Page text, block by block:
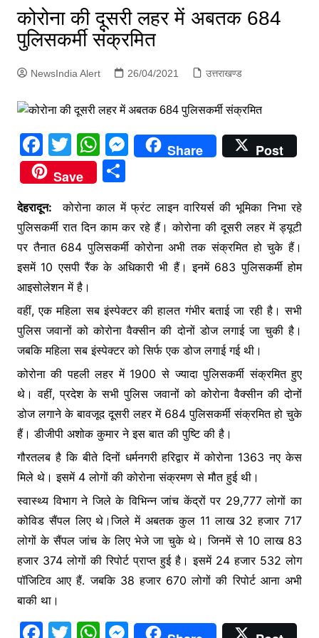
कोरोना की दूसरी लहर में अबतक 684
पुलिसकर्मी संक्रमित
NewsIndia Alert 26/04/2021 उत्तराखण्ड
F
a
c
e
b
o
o
k
T
w
itt
er
W
h
at
s
A
p
p
M
e
s
e
n
g
er
Share
Post
Save
S
ar
e
देहरादून: कोरोना काल में फ्रंट लाइन वारियर्स की भूमिका निभा रहे
पुलिसकर्मी रात दिन काम कर रहे हैं। कोरोना की दूसरी लहर में ड्यूटी
पर तैनात 684 पुलिसकर्मी कोरोना अभी तक संक्रमित हो चुके हैं।
इसमें 10 एसपी रैंक के अधिकारी भी हैं। इनमें 683 पुलिसकर्मी होम
आइसोलेशन में है।
वहीं, एक महिला सब इंस्पेक्टर की हालत गंभीर बताई जा रही है। सभी
पुलिस जवानों को कोरोना वैक्सीन की दोनों डोज लगाई जा चुकी है।
जबकि महिला सब इंस्पेक्टर को सिर्फ एक डोज लगाई गई थी।
कोरोना की पहली लहर में 1900 से ज्यादा पुलिसकर्मी संक्रमित हुए
थे। वहीं, प्रदेश के सभी पुलिस जवानों को कोरोना वैक्सीन की दोनों
डोज लगाने के बावजूद दूसरी लहर में 684 पुलिसकर्मी संक्रमित हो चुके
हैं। डीजीपी अशोक कुमार ने इस बात की पुष्टि की है।
गौरतलब है कि बीते दिनों धर्मनगरी हरिद्वार में कोरोना 1363 नए केस
मिले थे। इसमें 4 लोगों की कोरोना संक्रमण से मौत हुई थी।
स्वास्थ्य विभाग ने जिले के विभिन्न जांच केंद्रों पर 29,777 लोगों का
कोविड सैंपल लिए थे।जिले में अबतक कुल 11 लाख 32 हजार 717
लोगों के सैंपल जांच के लिए भेजे जा चुके थे। जिनमें से 10 लाख 83
हजार 374 लोगों की रिपोर्ट प्राप्त हुई है। इसमें 24 हजार 532 लोग
पॉजिटिव आए हैं. जबकि 38 हजार 670 लोगों की रिपोर्ट आना अभी
बाकी था।
F T W M